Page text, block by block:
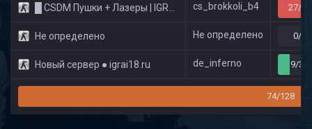
█ CSDM Пушки + Лазеры | IGRAI18.RU ツ █ cs_brokkoli_b4 27/32
Не определено Не определено 0/0
Новый сервер ● igrai18.ru de_inferno 9/32
74/128